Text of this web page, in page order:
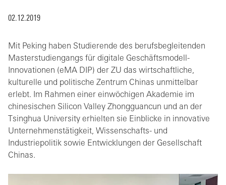
02.12.2019
Mit Peking haben Studierende des berufsbegleitenden
Masterstudiengangs für digitale Geschäftsmodell-
Innovationen (eMA DIP) der ZU das wirtschaftliche,
kulturelle und politische Zentrum Chinas unmittelbar
erlebt. Im Rahmen einer einwöchigen Akademie im
chinesischen Silicon Valley Zhongguancun und an der
Tsinghua University erhielten sie Einblicke in innovative
Unternehmenstätigkeit, Wissenschafts- und
Industriepolitik sowie Entwicklungen der Gesellschaft
Chinas.